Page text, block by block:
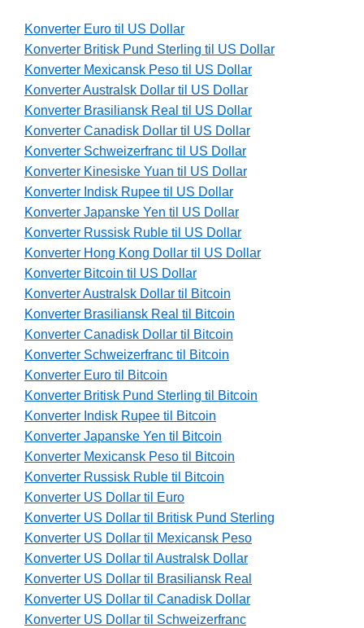
Konverter Euro til US Dollar
Konverter Britisk Pund Sterling til US Dollar
Konverter Mexicansk Peso til US Dollar
Konverter Australsk Dollar til US Dollar
Konverter Brasiliansk Real til US Dollar
Konverter Canadisk Dollar til US Dollar
Konverter Schweizerfranc til US Dollar
Konverter Kinesiske Yuan til US Dollar
Konverter Indisk Rupee til US Dollar
Konverter Japanske Yen til US Dollar
Konverter Russisk Ruble til US Dollar
Konverter Hong Kong Dollar til US Dollar
Konverter Bitcoin til US Dollar
Konverter Australsk Dollar til Bitcoin
Konverter Brasiliansk Real til Bitcoin
Konverter Canadisk Dollar til Bitcoin
Konverter Schweizerfranc til Bitcoin
Konverter Euro til Bitcoin
Konverter Britisk Pund Sterling til Bitcoin
Konverter Indisk Rupee til Bitcoin
Konverter Japanske Yen til Bitcoin
Konverter Mexicansk Peso til Bitcoin
Konverter Russisk Ruble til Bitcoin
Konverter US Dollar til Euro
Konverter US Dollar til Britisk Pund Sterling
Konverter US Dollar til Mexicansk Peso
Konverter US Dollar til Australsk Dollar
Konverter US Dollar til Brasiliansk Real
Konverter US Dollar til Canadisk Dollar
Konverter US Dollar til Schweizerfranc